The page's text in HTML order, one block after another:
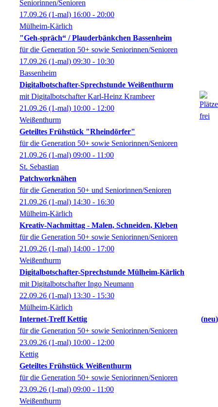
Seniorinnen/Senioren
17.09.26 (1-mal) 16:00 - 20:00
Mülheim-Kärlich
"Geh-spräch“ / Plauderbänkchen Bassenheim
für die Generation 50+ sowie Seniorinnen/Senioren
17.09.26 (1-mal) 09:30 - 10:30
Bassenheim
Digitalbotschafter-Sprechstunde Weißenthurm
mit Digitalbotschafter Karl-Heinz Krambeer
21.09.26 (1-mal) 10:00 - 12:00
Weißenthurm
Geteiltes Frühstück "Rheindörfer"
für die Generation 50+ sowie Seniorinnen/Senioren
21.09.26 (1-mal) 09:00 - 11:00
St. Sebastian
Patchworknähen
für die Generation 50+ und Seniorinnen/Senioren
21.09.26 (1-mal) 14:30 - 16:30
Mülheim-Kärlich
Kreativ-Nachmittag - Malen, Schneiden, Kleben
für die Generation 50+ sowie Seniorinnen/Senioren
21.09.26 (1-mal) 14:00 - 17:00
Weißenthurm
Digitalbotschafter-Sprechstunde Mülheim-Kärlich
mit Digitalbotschafter Ingo Neumann
22.09.26 (1-mal) 13:30 - 15:30
Mülheim-Kärlich
Internet-Treff Kettig
neu
für die Generation 50+ sowie Seniorinnen/Senioren
23.09.26 (1-mal) 10:00 - 12:00
Kettig
Geteiltes Frühstück Weißenthurm
für die Generation 50+ sowie Seniorinnen/Senioren
23.09.26 (1-mal) 09:00 - 11:00
Weißenthurm